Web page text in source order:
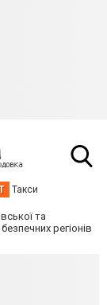
Такси
та
регіонів